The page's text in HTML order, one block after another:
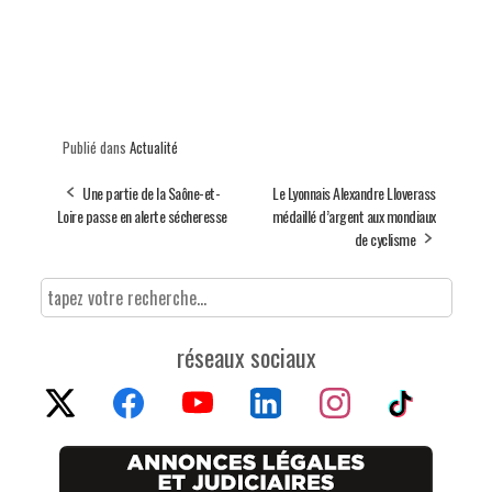
Publié dans Actualité
Une partie de la Saône-et-
Loire passe en alerte sécheresse
Le Lyonnais Alexandre Lloverass
médaillé d’argent aux mondiaux
de cyclisme
réseaux sociaux